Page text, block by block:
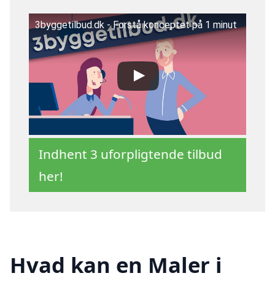
3byggetilbud.dk - Forstå konceptet på 1 minut
Indhent 3 uforpligtende tilbud
her!
Hvad kan en Maler i